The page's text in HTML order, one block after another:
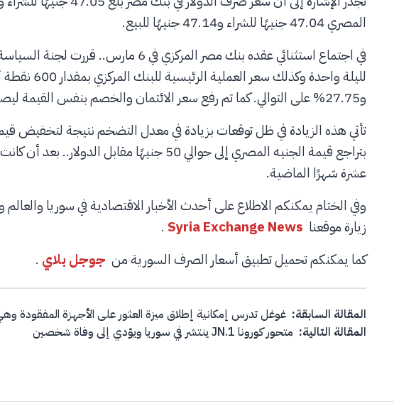
المصري 47.04 جنيهًا للشراء و47.14 جنيهًا للبيع.
في اجتماع استثنائي عقده بنك مصر المركزي
و27.75% على التوالي. كما تم رفع سعر الائتمان والخصم بنفس القيمة ليصل إلى 27.75%.
تأتي هذه الزيادة في ظل توقعات بزيادة في معدل التضخم نتيجة لتخفيض
عشرة شهرًا الماضية.
وفي الختام يمكنكم الاطلاع على أحدث الأخبار الاقتصادية في سوريا
زيارة موقعنا Syria Exchange News
.
كما يمكنكم تحميل تطبيق أسعار الصرف السورية من جوجل بلاي .
Post navigation
المقالة السابقة: غوغل تدرس إمكانية إطلاق ميزة العثور على الأجهزة المفقودة
المقالة التالية: متحور كورونا JN.1 ينتشر في سوريا ويؤدي إلى وفاة شخصين